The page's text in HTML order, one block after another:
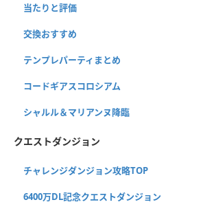
当たりと評価
交換おすすめ
テンプレパーティまとめ
コードギアスコロシアム
シャルル＆マリアンヌ降臨
クエストダンジョン
チャレンジダンジョン攻略TOP
6400万DL記念クエストダンジョン